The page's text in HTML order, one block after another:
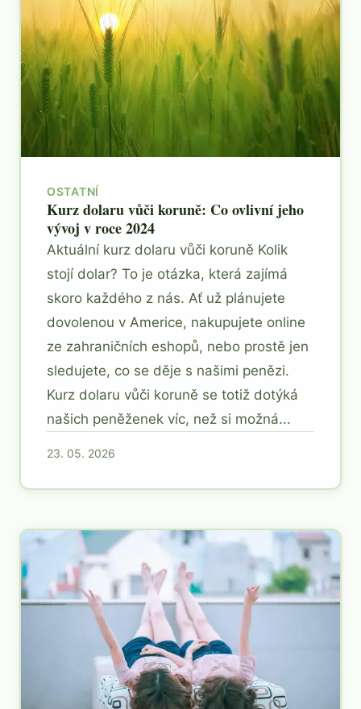
OSTATNÍ
Kurz dolaru vůči koruně: Co ovlivní jeho
vývoj v roce 2024
Aktuální kurz dolaru vůči koruně Kolik
stojí dolar? To je otázka, která zajímá
skoro každého z nás. Ať už plánujete
dovolenou v Americe, nakupujete online
ze zahraničních eshopů, nebo prostě jen
sledujete, co se děje s našimi penězi.
Kurz dolaru vůči koruně se totiž dotýká
našich peněženek víc, než si možná...
23. 05. 2026